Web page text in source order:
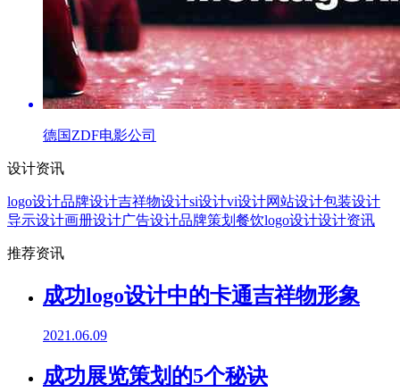
德国ZDF电影公司
设计资讯
logo设计品牌设计吉祥物设计si设计vi设计网站设计包装设计
导示设计画册设计广告设计品牌策划 餐饮logo设计设计资讯
推荐资讯
成功logo设计中的卡通吉祥物形象
2021.06.09
成功展览策划的5个秘诀